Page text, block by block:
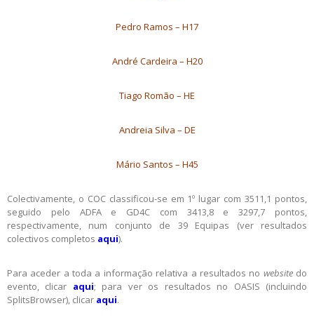
Pedro Ramos – H17
André Cardeira – H20
Tiago Romão – HE
Andreia Silva – DE
Mário Santos – H45
Colectivamente, o COC classificou-se em 1º lugar com 3511,1 pontos,
seguido pelo ADFA e GD4C com 3413,8 e 3297,7 pontos,
respectivamente, num conjunto de 39 Equipas (ver resultados
colectivos completos aqui).
Para aceder a toda a informação relativa a resultados no websitedo
evento, clicar aqui; para ver os resultados no OASIS (incluindo
SplitsBrowser), clicar aqui.